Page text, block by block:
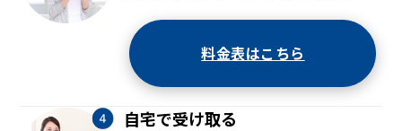
料金表はこちら
自宅で受け取る